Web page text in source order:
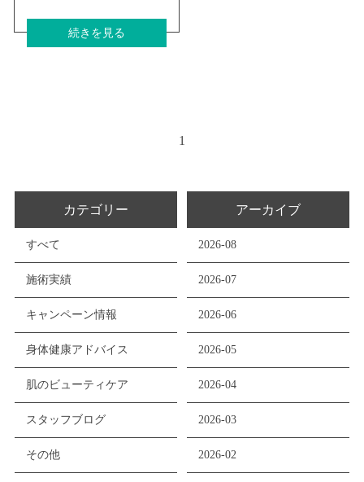
続きを見る
1
カテゴリー
すべて
施術実績
キャンペーン情報
身体健康アドバイス
肌のビューティケア
スタッフブログ
その他
アーカイブ
2026-08
2026-07
2026-06
2026-05
2026-04
2026-03
2026-02